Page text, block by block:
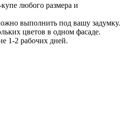
любого размера и
выполнить под вашу задумку.
цветов в одном фасаде.
1-2 рабочих дней.